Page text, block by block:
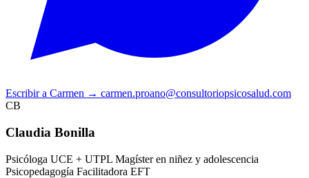
Escribir a Carmen → carmen.proano@consultoriopsicosalud.com
CB
Claudia Bonilla
Psicóloga UCE + UTPL Magíster en niñez y adolescencia
Psicopedagogía Facilitadora EFT